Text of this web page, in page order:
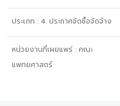
ประเภท : 4. ประกาศจัดซื้อจัดจ้าง
หน่วยงานที่เผยแพร่ : คณะ
แพทยศาสตร์